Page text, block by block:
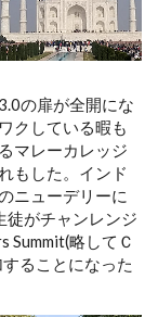
の扉が全開にな
クしている暇も
マレーカレッジ
もした。インド
ニューデリーに
徒がチャンレンジ
Summit(略してＣ
ることになった